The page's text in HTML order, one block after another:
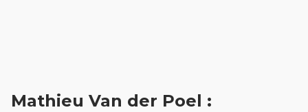
Mathieu Van der Poel :